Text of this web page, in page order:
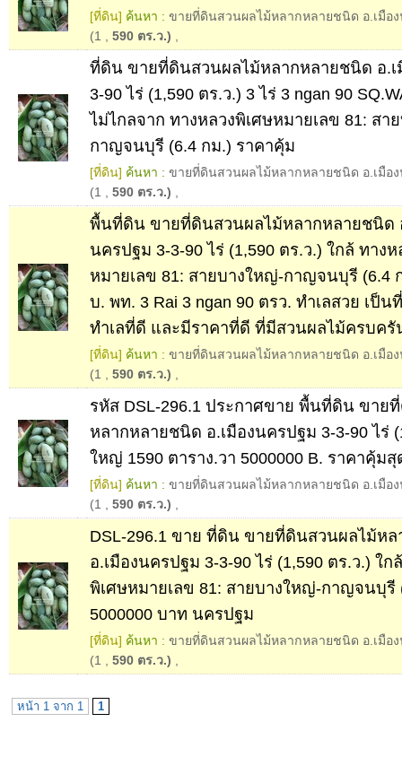
[ที่ดิน] ค้นหา : ขายที่ดินสวนผลไม้หลากหลายชนิด อ.เมือง
(1
590 ตร.ว.)
ที่ดิน ขายที่ดินสวนผลไม้หลากหลายชนิด อ.เ
3-90 ไร่ (1,590 ตร.ว.) 3 ไร่ 3 ngan 90
ไม่ไกลจาก ทางหลวงพิเศษหมายเลข 81: สา
กาญจนบุรี (6.4 กม.) ราคาคุ้ม
[ที่ดิน] ค้นหา : ขายที่ดินสวนผลไม้หลากหลายชนิด อ.เมือง
(1
590 ตร.ว.)
พื้นที่ดิน ขายที่ดินสวนผลไม้หลากหลายชนิด
นครปฐม 3-3-90 ไร่ (1,590 ตร.ว.) ใกล้ ทางห
หมายเลข 81: สายบางใหญ่-กาญจนบุรี (6.4
บ. พท. 3 Rai 3 ngan 90 ตรว. ทำเลสวย เป็
ทำเลที่ดี และมีราคาที่ดี ที่มีสวนผลไม้ครบครั
[ที่ดิน] ค้นหา : ขายที่ดินสวนผลไม้หลากหลายชนิด อ.เมือง
(1
590 ตร.ว.)
รหัส DSL-296.1 ประกาศขาย พื้นที่ดิน ขาย
หลากหลายชนิด อ.เมืองนครปฐม 3-3-90 ไร่
ใหญ่ 1590 ตาราง.วา 5000000 B. ราคาคุ้มสุ
[ที่ดิน] ค้นหา : ขายที่ดินสวนผลไม้หลากหลายชนิด อ.เมือง
(1
590 ตร.ว.)
DSL-296.1 ขาย ที่ดิน ขายที่ดินสวนผลไม้ห
อ.เมืองนครปฐม 3-3-90 ไร่ (1,590 ตร.ว.) ใก
พิเศษหมายเลข 81: สายบางใหญ่-กาญจนบุรี
5000000 บาท นครปฐม
[ที่ดิน] ค้นหา : ขายที่ดินสวนผลไม้หลากหลายชนิด อ.เมือง
(1
590 ตร.ว.)
หน้า 1 จาก 1 1